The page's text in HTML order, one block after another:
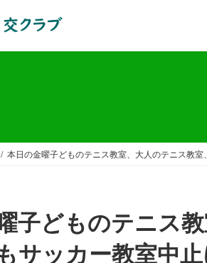
本日の金曜子どものテニス教室、大人のテニス教
子どものテニス
サッカー教室中